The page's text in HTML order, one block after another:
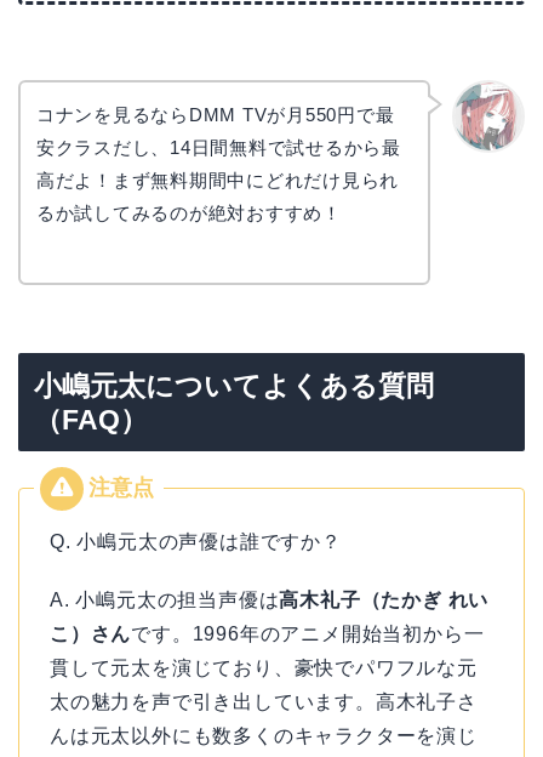
コナンを見るならDMM TVが月550円で最
安クラスだし、14日間無料で試せるから最
高だよ！まず無料期間中にどれだけ見られ
るか試してみるのが絶対おすすめ！
小嶋元太についてよくある質問
（FAQ）
Q. 小嶋元太の声優は誰ですか？
A. 小嶋元太の担当声優は高木礼子（たかぎ れい
こ）さんです。1996年のアニメ開始当初から一
貫して元太を演じており、豪快でパワフルな元
太の魅力を声で引き出しています。高木礼子さ
んは元太以外にも数多くのキャラクターを演じ